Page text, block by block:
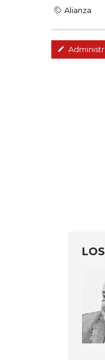
Alianza